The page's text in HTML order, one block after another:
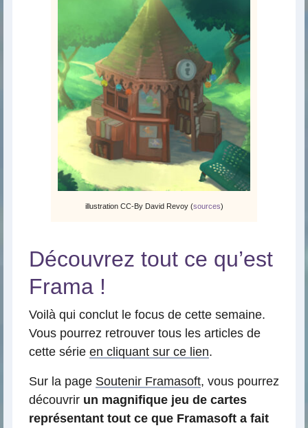
illustration CC-By David Revoy (sources)
Découvrez tout ce qu’est
Frama !
Voilà qui conclut le focus de cette semaine.
Vous pourrez retrouver tous les articles de
cette série en cliquant sur ce lien.
Sur la page Soutenir Framasoft, vous pourrez
découvrir un magnifique jeu de cartes
représentant tout ce que Framasoft a fait